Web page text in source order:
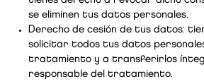
se eliminen tus datos personales.
Derecho de cesión de tus datos:
solicitar todos tus datos
tratamiento y a transferirlos
responsable del tratamiento.